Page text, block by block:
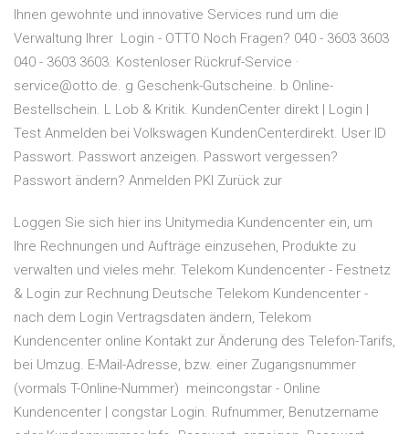
Ihnen gewohnte und innovative Services rund um die
Verwaltung Ihrer Login - OTTO Noch Fragen? 040 - 3603 3603
040 - 3603 3603. Kostenloser Rückruf-Service ·
service@otto.de. g Geschenk-Gutscheine. b Online-
Bestellschein. L Lob & Kritik. KundenCenter direkt | Login |
Test Anmelden bei Volkswagen KundenCenterdirekt. User ID
Passwort. Passwort anzeigen. Passwort vergessen?
Passwort ändern? Anmelden PKI Zurück zur
Loggen Sie sich hier ins Unitymedia Kundencenter ein, um
Ihre Rechnungen und Aufträge einzusehen, Produkte zu
verwalten und vieles mehr. Telekom Kundencenter - Festnetz
& Login zur Rechnung Deutsche Telekom Kundencenter -
nach dem Login Vertragsdaten ändern, Telekom
Kundencenter online Kontakt zur Änderung des Telefon-Tarifs,
bei Umzug. E-Mail-Adresse, bzw. einer Zugangsnummer
(vormals T-Online-Nummer) meincongstar - Online
Kundencenter | congstar Login. Rufnummer, Benutzername